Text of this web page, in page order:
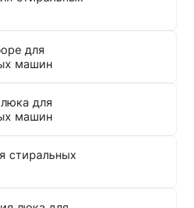
для
машин
для
машин
стиральных